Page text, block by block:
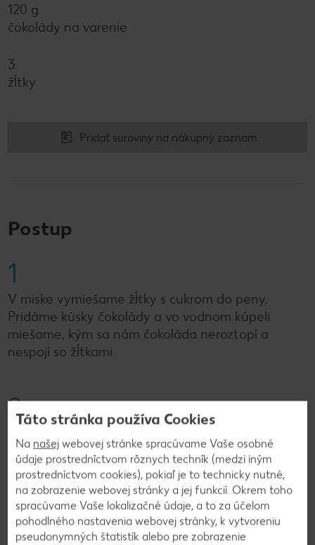
120 g
čokolády na varenie
3
žĺtky
Pridať suroviny na nákupný zoznam
Postup
1
V miske vymiešame žĺtky s cukrom do peny.
Pridáme kúsky čokolády a vo vodnom kúpeli
miešame, kým sa nám čokoláda neroztopí a
nespojí so žĺtkami.
2
zmiešame a penu nalejeme do pohárov.
Späť na prehľad
Táto stránka používa Cookies
Na našej webovej stránke spracúvame Vaše osobné
údaje prostredníctvom rôznych techník (medzi iným
prostredníctvom cookies), pokiaľ je to technicky nutné,
na zobrazenie webovej stránky a jej funkcií. Okrem toho
spracúvame Vaše lokalizačné údaje, a to za účelom
pohodlného nastavenia webovej stránky, k vytvoreniu
pseudonymných štatistík alebo pre zobrazenie